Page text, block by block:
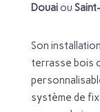
Douaiou
Son
terrasse bois
système de